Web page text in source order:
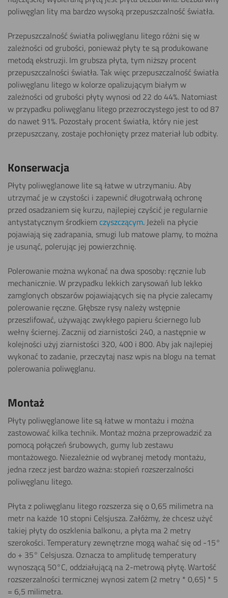
poliwęglan lity ma bardzo wysoką przepuszczalność światła.
Przepuszczalność światła poliwęglanu litego różni się w
zależności od grubości, ponieważ płyty te są produkowane
metodą ekstruzji. Im grubsza płyta, tym niższy procent
przepuszczalności światła. Tak więc przepuszczalność światła
poliwęglanu litego w kolorze opalizującym białym w
zależności od grubości płyty wynosi od 22 do 44%. Natomiast
w przypadku poliwęglanu litego przezroczystego jest to od 87
do nawet 91%. Pozostały procent światła, który nie jest
przepuszczany, zostaje pochłonięty przez materiał lub odbity.
Konserwacja
Płyty poliwęglanowe lite są łatwe w utrzymaniu. Aby
utrzymać je w czystości i zapewnić długotrwałą ochronę
przed osadzaniem się kurzu, najlepiej czyścić je regularnie
antystatycznym środkiemczyszczącym. Jeżeli na płycie
pojawiają się zadrapania, smugi lub matowe plamy, to można
je usunąć, polerując jej powierzchnię.
Polerowanie można wykonać na dwa sposoby: ręcznie lub
mechanicznie. W przypadku lekkich zarysowań lub lekko
zamglonych obszarów pojawiających się na płycie zalecamy
polerowanie ręczne. Głębsze rysy należy wstępnie
przeszlifować, używając zwykłego papieru ściernego lub
wełny ściernej. Zacznij od ziarnistości 240, a następnie w
kolejności użyj ziarnistości 320, 400 i 800. Aby jak najlepiej
wykonać to zadanie, przeczytaj nasz wpis na blogu na temat
polerowania poliwęglanu.
Montaż
Płyty poliwęglanowe lite są łatwe w montażu i można
zastowować kilka technik. Montaż można przeprowadzić za
pomocą połączeń śrubowych, gumy lub zestawu
montażowego. Niezależnie od wybranej metody montażu,
jedna rzecz jest bardzo ważna: stopień rozszerzalności
poliwęglanu litego.
Płyta z poliwęglanu litego rozszerza się o 0,65 milimetra na
metr na każde 10 stopni Celsjusza. Załóżmy, że chcesz użyć
takiej płyty do oszklenia balkonu, a płyta ma 2 metry
szerokości. Temperatury zewnętrzne mogą wahać się od -15°
do + 35° Celsjusza. Oznacza to amplitudę temperatury
wynoszącą 50°C, oddziałującą na 2-metrową płytę. Wartość
rozszerzalności termicznej wynosi zatem (2 metry * 0,65) * 5
= 6,5 milimetra.